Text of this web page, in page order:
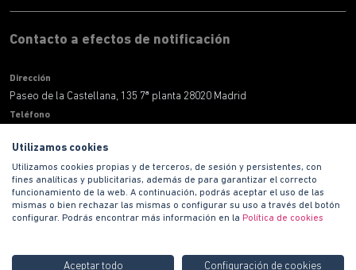
Contacto a efectos de notificación
Dirección
Paseo de la Castellana, 135 7ª planta 28020 Madrid
Teléfono
Correo electronico
informacion@habitat.es
Territoriales
Utilizamos cookies
Utilizamos cookies propias y de terceros, de sesión y persistentes, con
fines analíticas y publicitarias, además de para garantizar el correcto
funcionamiento de la web. A continuación, podrás aceptar el uso de las
mismas o bien rechazar las mismas o configurar su uso a través del botón
configurar. Podrás encontrar más información en la Política de cookies
Aceptar todo Configuración de cookies